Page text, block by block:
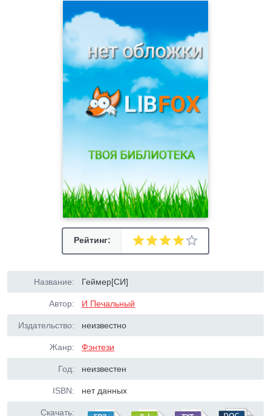
Рейтинг:
Название: Геймер[СИ]
Автор: И Печальный
Издательство: неизвестно
Жанр: Фэнтези
Год: неизвестен
ISBN: нет данных
Скачать: